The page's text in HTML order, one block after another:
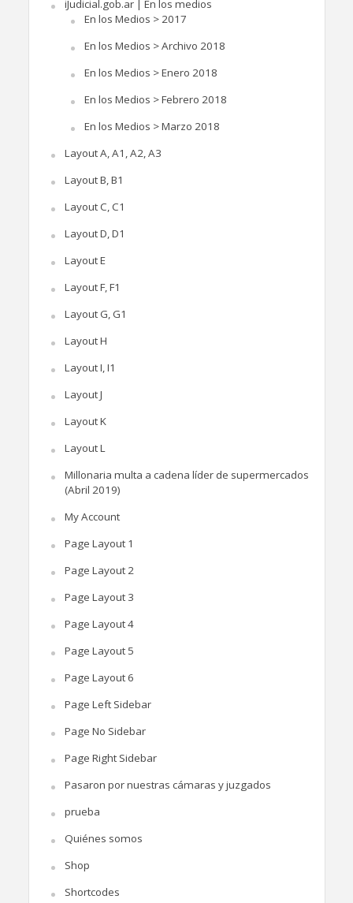
iJudicial.gob.ar | En los medios
En los Medios > 2017
En los Medios > Archivo 2018
En los Medios > Enero 2018
En los Medios > Febrero 2018
En los Medios > Marzo 2018
Layout A, A1, A2, A3
Layout B, B1
Layout C, C1
Layout D, D1
Layout E
Layout F, F1
Layout G, G1
Layout H
Layout I, I1
Layout J
Layout K
Layout L
Millonaria multa a cadena líder de supermercados
(Abril 2019)
My Account
Page Layout 1
Page Layout 2
Page Layout 3
Page Layout 4
Page Layout 5
Page Layout 6
Page Left Sidebar
Page No Sidebar
Page Right Sidebar
Pasaron por nuestras cámaras y juzgados
prueba
Quiénes somos
Shop
Shortcodes